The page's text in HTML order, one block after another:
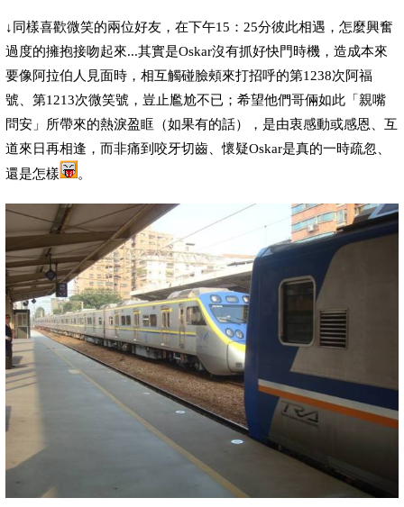
↓同樣喜歡微笑的兩位好友，在下午15 ： 25分彼此相遇，怎麼興奮
過度的擁抱接吻起來...其實是Oskar沒有抓好快門時機，造成本來
要像阿拉伯人見面時，相互觸碰臉頰來打招呼的第1238次阿福
號、 第1213次微笑號，豈止尷尬不已 ；希望他們哥倆如此「親嘴
問安」所帶來的熱淚盈眶（如果有的話），是由衷感動或感恩
、互
道來日再相逢， 而非痛到咬牙切齒 、懷疑Oskar是真的一時疏忽、
還是怎樣
。